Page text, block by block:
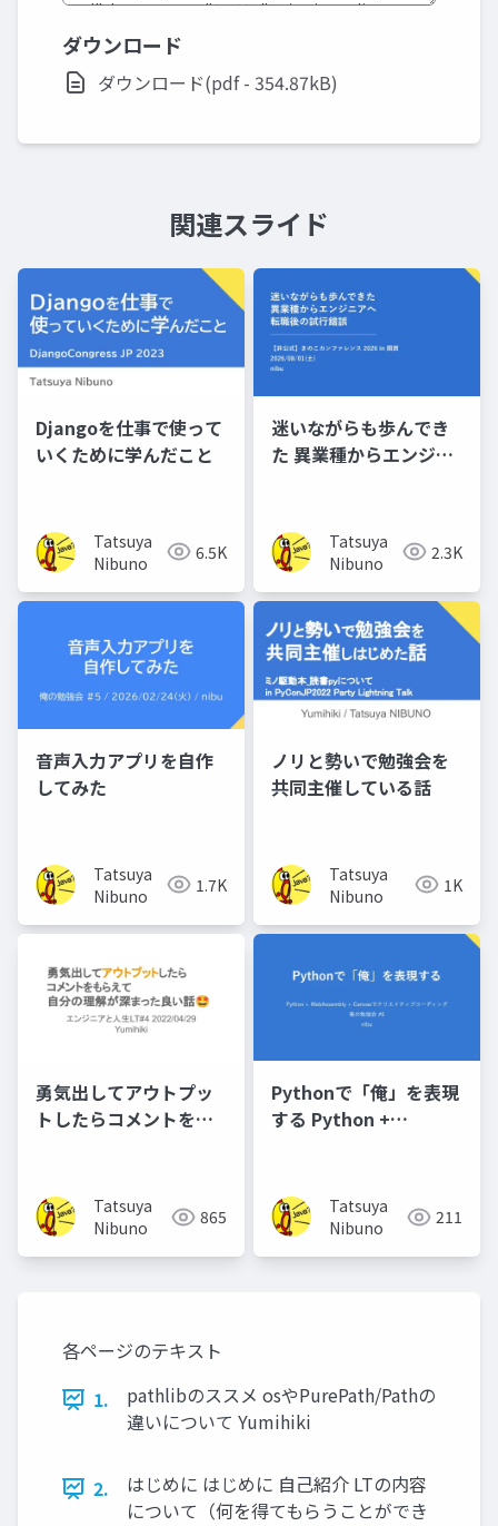
ダウンロード
ダウンロード(pdf - 354.87kB)
関連スライド
Djangoを仕事で使って
いくために学んだこと
Tatsuya
Nibuno
6.5K
迷いながらも歩んでき
た 異業種からエンジニ
Tatsuya
Nibuno
2.3K
音声入力アプリを自作
してみた
Tatsuya
Nibuno
1.7K
ノリと勢いで勉強会を
共同主催している話
Tatsuya
Nibuno
1K
勇気出してアウトプッ
トしたらコメントをも
Tatsuya
Nibuno
865
Pythonで「俺」を表現
する Python +
ブコーディング
Tatsuya
Nibuno
211
各ページのテキスト
1.
pathlibのススメ osやPurePath/Pathの
違いについて Yumihiki
2.
はじめに はじめに 自己紹介 LTの内容
について（何を得てもらうことができ